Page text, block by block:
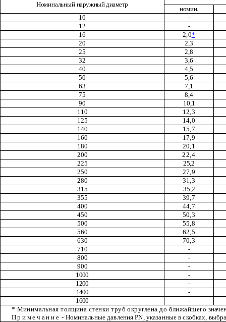
Номинальный наружный диаметр
номин.
10
-
12
-
16
2,0*
20
2,3
25
2,8
32
3,6
40
4,5
50
5,6
63
7,1
75
8,4
90
10,1
110
12,3
125
14,0
140
15,7
160
17,9
180
20,1
200
22,4
225
25,2
250
27,9
280
31,3
315
35,2
355
39,7
400
44,7
450
50,3
500
55,8
560
62,5
630
70,3
710
-
800
-
900
-
1000
-
1200
-
1400
-
1600
-
* Минимальная толщина стенки труб округлена до ближайшего
Примечание - Номинальные давленияPN, указанные в скобках,